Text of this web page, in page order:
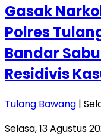
Gasak
Polres
Bandar
Residivis
Tulang Bawang |
Selasa, 13 Agustus